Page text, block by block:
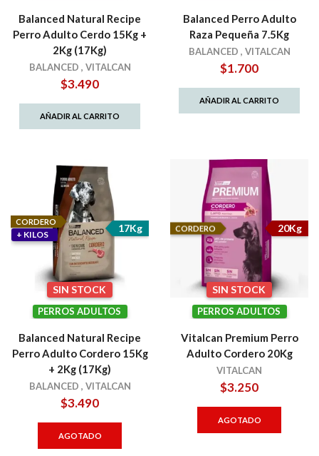
Balanced Natural Recipe
Perro Adulto Cerdo 15Kg +
2Kg (17Kg)
BALANCED , VITALCAN
$3.490
AÑADIR AL CARRITO
Balanced Perro Adulto
Raza Pequeña 7.5Kg
BALANCED , VITALCAN
$1.700
AÑADIR AL CARRITO
SIN STOCK
CORDERO
+ KILOS
17Kg
PERROS ADULTOS
Balanced Natural Recipe
Perro Adulto Cordero 15Kg
+ 2Kg (17Kg)
BALANCED , VITALCAN
$3.490
AGOTADO
SIN STOCK
CORDERO 20Kg
PERROS ADULTOS
Vitalcan Premium Perro
Adulto Cordero 20Kg
VITALCAN
$3.250
AGOTADO